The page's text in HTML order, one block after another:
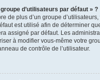
groupe d’utilisateurs par défaut » ?
de plus d’un groupe
est utilisé afin de déterminer
assigné par défaut. Les
à modifier vous-même votre
de contrôle de l’utilisateur.